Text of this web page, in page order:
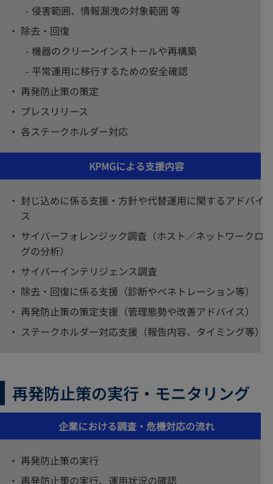
侵害範囲、情報漏洩の対象範囲 等
除去・回復
機器のクリーンインストールや再構築
平常運用に移行するための安全確認
再発防止策の策定
プレスリリース
各ステークホルダー対応
KPMGによる支援内容
封じ込めに係る支援・方針や代替運用に関するアドバイ
ス
サイバーフォレンジック調査（ホスト／ネットワークロ
グの分析）
サイバーインテリジェンス調査
除去・回復に係る支援（診断やペネトレーション等）
再発防止策の策定支援（管理態勢や改善アドバイス）
ステークホルダー対応支援（報告内容、タイミング等）
再発防止策の実行・モニタリング
企業における調査・危機対応の流れ
再発防止策の実行
再発防止策の実行、運用状況の確認